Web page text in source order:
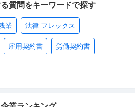
質問をキーワードで探す
業 法律 フレックス
雇用契約書 労働契約書